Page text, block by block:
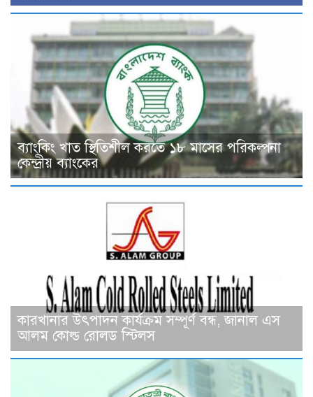
ব্যাংকিং খাত স্থিতিশীল করতে ১৮ মাসের পরিকল্পনা
কেন্দ্রীয় ব্যাংকের
কারখানার উৎপাদন কার্যক্রম সম্পূর্ণ বন্ধ, জানাল এস
আলম কোল্ড রোলড স্টিলস